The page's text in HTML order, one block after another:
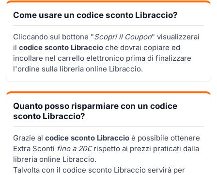
Come usare un codice sconto Libraccio?
Cliccando sul bottone "Scopri il Coupon" visualizzerai
il codice sconto Libraccio che dovrai copiare ed
incollare nel carrello elettronico prima di finalizzare
l'ordine sulla libreria online Libraccio.
Quanto posso risparmiare con un codice
sconto Libraccio?
Grazie al codice sconto Libraccio è possibile ottenere
Extra Sconti fino a 20€rispetto ai prezzi praticati dalla
libreria online Libraccio.
Talvolta con il codice sconto Libraccio servirà per